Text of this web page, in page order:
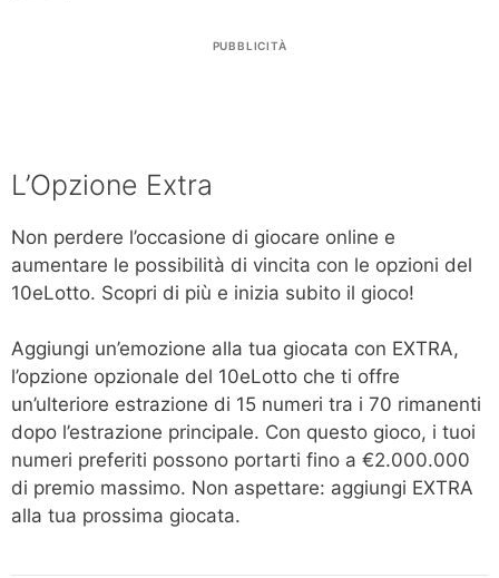
PUBBLICITÀ
L’Opzione Extra
Non perdere l’occasione di giocare online e
aumentare le possibilità di vincita con le opzioni del
10eLotto. Scopri di più e inizia subito il gioco!
Aggiungi un’emozione alla tua giocata con EXTRA,
l’opzione opzionale del 10eLotto che ti offre
un’ulteriore estrazione di 15 numeri tra i 70 rimanenti
dopo l’estrazione principale. Con questo gioco, i tuoi
numeri preferiti possono portarti fino a €2.000.000
di premio massimo. Non aspettare: aggiungi EXTRA
alla tua prossima giocata.